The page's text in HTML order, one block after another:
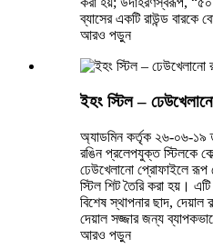
ব্যাসের একটি রাউন্ড বারকে
আরও পড়ুন
ইহং স্টিল –
অ্যাডমিন কর্তৃক ২৬-০৬-১৯
রঙিন প্রলেপযুক্ত স্টিলকে
ঢেউখেলানো প্রোফাইলে রূপ
স্টিল শিট তৈরি করা হয়।
বিশেষ স্থাপনার ছাদ, দেয়াল
দেয়াল সজ্জার জন্য
আরও পড়ুন